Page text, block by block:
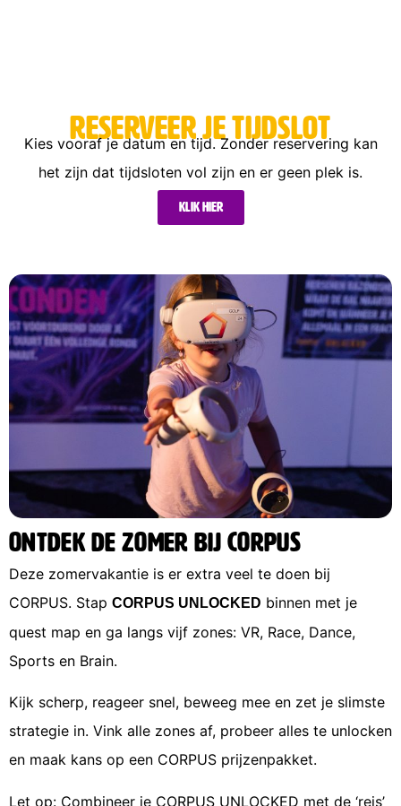
Reserveer je tijdslot
Kies vooraf je datum en tijd. Zonder reservering kan
het zijn dat tijdsloten vol zijn en er geen plek is.
Klik hier
Ontdek de zomer bij CORPUS
Deze zomervakantie is er extra veel te doen bij
CORPUS. Stap CORPUS UNLOCKED binnen met je
quest map en ga langs vijf zones: VR, Race, Dance,
Sports en Brain.
Kijk scherp, reageer snel, beweeg mee en zet je slimste
strategie in. Vink alle zones af, probeer alles te unlocken
en maak kans op een CORPUS prijzenpakket.
Let op: Combineer je CORPUS UNLOCKED met de ‘reis’